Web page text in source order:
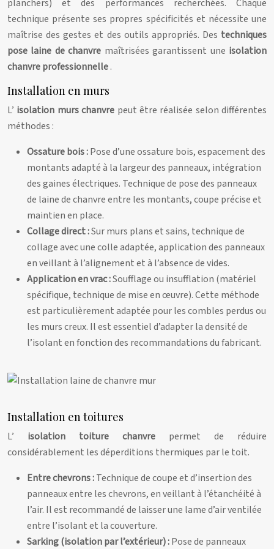
planchers) et des performances recherchées. Chaque
technique présente ses propres spécificités et nécessite une
maîtrise des gestes et des outils appropriés. Des techniques
pose laine de chanvre maîtrisées garantissent une isolation
chanvre professionnelle.
Installation en murs
L’ isolation murs chanvre peut être réalisée selon différentes
méthodes :
Ossature bois :Pose d’une ossature bois, espacement des
montants adapté à la largeur des panneaux, intégration
des gaines électriques. Technique de pose des panneaux
de laine de chanvre entre les montants, coupe précise et
maintien en place.
Collage direct :Sur murs plans et sains, technique de
collage avec une colle adaptée, application des panneaux
en veillant à l’alignement et à l’absence de vides.
Application en vrac :Soufflage ou insufflation (matériel
spécifique, technique de mise en œuvre). Cette méthode
est particulièrement adaptée pour les combles perdus ou
les murs creux. Il est essentiel d’adapter la densité de
l’isolant en fonction des recommandations du fabricant.
Installation en toitures
L’ isolation toiture chanvre permet de réduire
considérablement les déperditions thermiques par le toit.
Entre chevrons :Technique de coupe et d’insertion des
panneaux entre les chevrons, en veillant à l’étanchéité à
l’air. Il est recommandé de laisser une lame d’air ventilée
entre l’isolant et la couverture.
Sarking (isolation par l’extérieur) :Pose de panneaux